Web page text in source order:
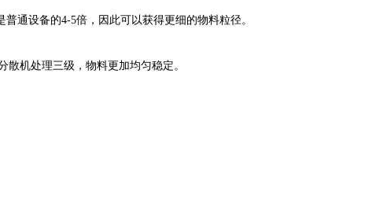
通设备的4-5倍，因此可以获得更细的物料粒径。
机处理三级，物料更加均匀稳定。